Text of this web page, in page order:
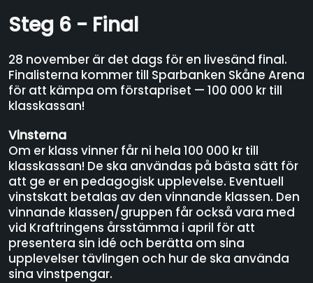
Steg 6 - Final
28 november är det dags för en livesänd final.
Finalisterna kommer till Sparbanken Skåne Arena
för att kämpa om förstapriset — 100 000 kr till
klasskassan!
Vinsterna
Om er klass vinner får ni hela 100 000 kr till
klasskassan! De ska användas på bästa sätt för
att ge er en pedagogisk upplevelse. Eventuell
vinstskatt betalas av den vinnande klassen. Den
vinnande klassen/gruppen får också vara med
vid Kraftringens årsstämma i april för att
presentera sin idé och berätta om sina
upplevelser tävlingen och hur de ska använda
sina vinstpengar.